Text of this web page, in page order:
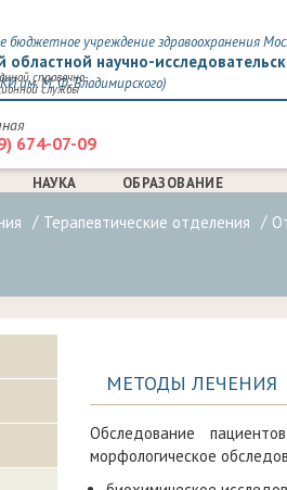
бюджетное учреждение здравоохранения
областной научно-
им. М. Ф. Владимирского)
справочно-
службы
674-07-09
НАУКА ОБРАЗОВАНИЕ
Терапевтические отделения
МЕТОДЫ ЛЕЧЕНИЯ
Обследование
морфологическое